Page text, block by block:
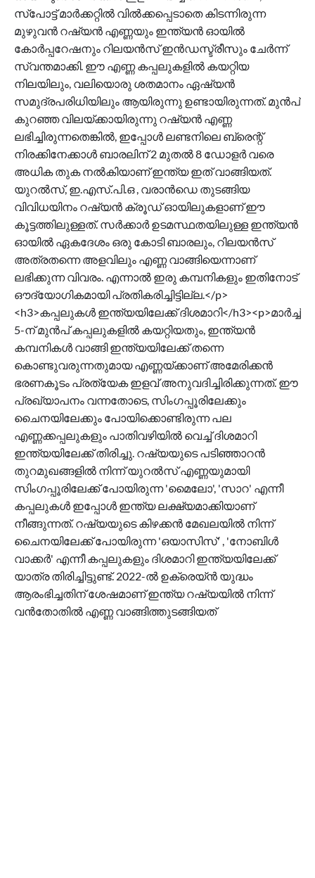
സ്‌പോട്ട് മാര്‍ക്കറ്റില്‍ വില്‍ക്കപ്പെടാതെ കിടന്നിരുന്ന
മുഴുവന്‍ റഷ്യന്‍ എണ്ണയും ഇന്ത്യന്‍ ഓയില്‍
കോര്‍പ്പറേഷനും റിലയന്‍സ് ഇന്‍ഡസ്ട്രീസും ചേര്‍ന്ന്
സ്വന്തമാക്കി. ഈ എണ്ണ കപ്പലുകളില്‍ കയറ്റിയ
നിലയിലും, വലിയൊരു ശതമാനം ഏഷ്യന്‍
സമുദ്രപരിധിയിലും ആയിരുന്നു ഉണ്ടായിരുന്നത്. മുന്‍പ്
കുറഞ്ഞ വിലയ്ക്കായിരുന്നു റഷ്യന്‍ എണ്ണ
ലഭിച്ചിരുന്നതെങ്കില്‍, ഇപ്പോള്‍ ലണ്ടനിലെ ബ്രെന്റ്
നിരക്കിനേക്കാള്‍ ബാരലിന് 2 മുതല്‍ 8 ഡോളര്‍ വരെ
അധിക തുക നല്‍കിയാണ് ഇന്ത്യ ഇത് വാങ്ങിയത്.
യുറല്‍സ്, ഇ.എസ്.പി.ഒ , വരാന്‍ഡെ തുടങ്ങിയ
വിവിധയിനം റഷ്യന്‍ ക്രൂഡ് ഓയിലുകളാണ് ഈ
കൂട്ടത്തിലുള്ളത്. സര്‍ക്കാര്‍ ഉടമസ്ഥതയിലുള്ള ഇന്ത്യന്‍
ഓയില്‍ ഏകദേശം ഒരു കോടി ബാരലും, റിലയന്‍സ്
അത്രതന്നെ അളവിലും എണ്ണ വാങ്ങിയെന്നാണ്
ലഭിക്കുന്ന വിവരം. എന്നാല്‍ ഇരു കമ്പനികളും ഇതിനോട്
ഔദ്യോഗികമായി പ്രതികരിച്ചിട്ടില്ല.</p>
<h3>കപ്പലുകള്‍ ഇന്ത്യയിലേക്ക് ദിശമാറി</h3><p>മാര്‍ച്ച്
5-ന് മുന്‍പ് കപ്പലുകളില്‍ കയറ്റിയതും, ഇന്ത്യന്‍
കമ്പനികള്‍ വാങ്ങി ഇന്ത്യയിലേക്ക് തന്നെ
കൊണ്ടുവരുന്നതുമായ എണ്ണയ്ക്കാണ് അമേരിക്കന്‍
ഭരണകൂടം പ്രത്യേക ഇളവ് അനുവദിച്ചിരിക്കുന്നത്. ഈ
പ്രഖ്യാപനം വന്നതോടെ, സിംഗപ്പൂരിലേക്കും
ചൈനയിലേക്കും പോയിക്കൊണ്ടിരുന്ന പല
എണ്ണക്കപ്പലുകളും പാതിവഴിയില്‍ വെച്ച് ദിശമാറി
ഇന്ത്യയിലേക്ക് തിരിച്ചു. റഷ്യയുടെ പടിഞ്ഞാറന്‍
തുറമുഖങ്ങളില്‍ നിന്ന് യുറല്‍സ് എണ്ണയുമായി
സിംഗപ്പൂരിലേക്ക് പോയിരുന്ന 'മൈലോ', 'സാറ' എന്നീ
കപ്പലുകള്‍ ഇപ്പോള്‍ ഇന്ത്യ ലക്ഷ്യമാക്കിയാണ്
നീങ്ങുന്നത്. റഷ്യയുടെ കിഴക്കന്‍ മേഖലയില്‍ നിന്ന്
ചൈനയിലേക്ക് പോയിരുന്ന 'ഒയാസിസ്' , 'നോബിള്‍
വാക്കര്‍' എന്നീ കപ്പലുകളും ദിശമാറി ഇന്ത്യയിലേക്ക്
യാത്ര തിരിച്ചിട്ടുണ്ട്. 2022-ല്‍ ഉക്രെയ്ന്‍ യുദ്ധം
ആരംഭിച്ചതിന് ശേഷമാണ് ഇന്ത്യ റഷ്യയില്‍ നിന്ന്
വന്‍തോതില്‍ എണ്ണ വാങ്ങിത്തുടങ്ങിയത്